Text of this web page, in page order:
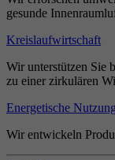
gesunde
Kreislaufwirtschaft
Wir unterstützen Sie
zu einer zirkulären
Energetische Nutzung
Wir entwickeln